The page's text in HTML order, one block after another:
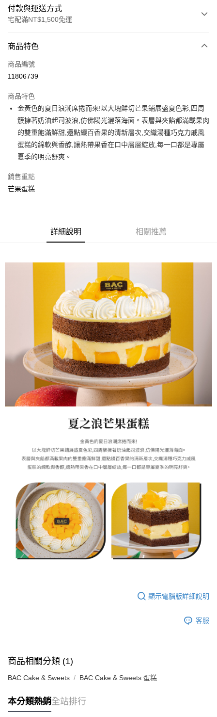
付款與運送方式
宅配滿NT$1,500免運
信用卡一次付款
LINE Pay
運送方式
冷藏宅配
每筆NT$190，滿NT$1,500(含以上)免運費
商品特色
商品編號
11806739
商品特色
金黃色的夏日浪潮席捲而來!以大塊鮮切芒果鋪展盛夏色彩,四周
簇擁著奶油起司波浪,仿佛陽光灑落海面。表層與夾餡都滿載果肉
的雙重飽滿鮮甜,還點綴百香果的清新層次,交織湯種巧克力戚風
蛋糕的綿軟與香醇,讓熱帶果香在口中層層綻放,每一口都是專屬
夏季的明亮舒爽。
銷售重點
芒果蛋糕
詳細說明 相關推薦
顯示電腦版詳細說明
客服
商品相關分類 (1)
BAC Cake & Sweets BAC Cake & Sweets 蛋糕
本分類熱銷全站排行